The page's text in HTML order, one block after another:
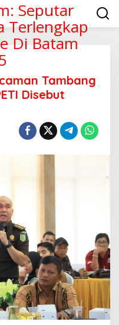
Seputar
Terlengkap
Di Batam
Tambang
Disebut